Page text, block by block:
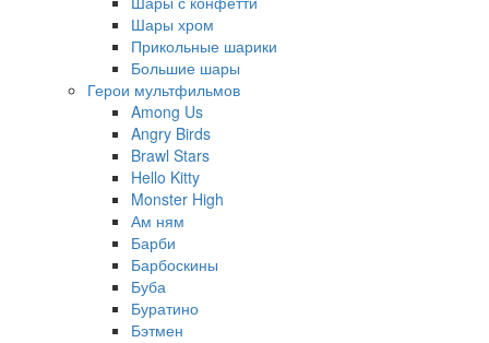
Шары хром
Прикольные шарики
Большие шары
Герои мультфильмов
Among Us
Angry Birds
Brawl Stars
Hello Kitty
Monster High
Ам ням
Барби
Барбоскины
Буба
Буратино
Бэтмен